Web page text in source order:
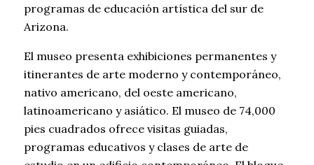
programas de educación artística del sur de
Arizona.
El museo presenta exhibiciones permanentes y
itinerantes de arte moderno y contemporáneo,
nativo americano, del oeste americano,
latinoamericano y asiático. El museo de 74,000
pies cuadrados ofrece visitas guiadas,
programas educativos y clases de arte de